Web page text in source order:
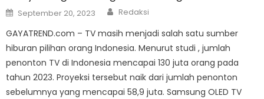
Posted
on
September 20, 2023 Author
Redaksi
GAYATREND.com – TV masih menjadi salah satu sumber
hiburan pilihan orang Indonesia. Menurut studi , jumlah
penonton TV di Indonesia mencapai 130 juta orang pada
tahun 2023. Proyeksi tersebut naik dari jumlah penonton
sebelumnya yang mencapai 58,9 juta. Samsung OLED TV